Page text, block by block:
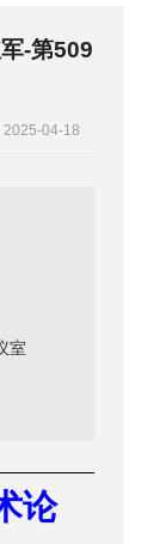
-第509
2025-04-18
室
论